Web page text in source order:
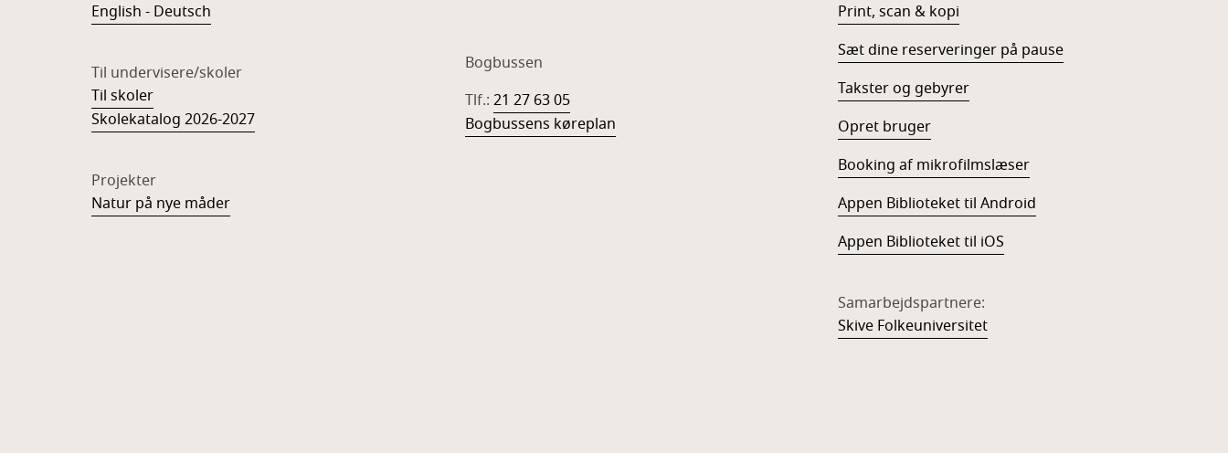
English - Deutsch
Til undervisere/skoler
Til skoler
Skolekatalog 2026-2027
Projekter
Natur på nye måder
Bogbussen
Tlf.: 21 27 63 05
Bogbussens køreplan
Print, scan & kopi
Sæt dine reserveringer på pause
Takster og gebyrer
Opret bruger
Booking af mikrofilmslæser
Appen Biblioteket til Android
Appen Biblioteket til iOS
Samarbejdspartnere:
Skive Folkeuniversitet